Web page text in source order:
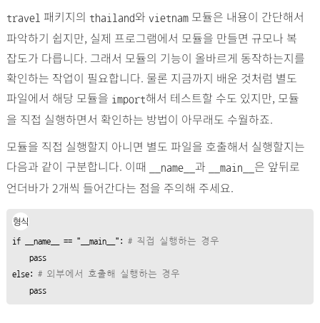
travel 패키지의 thailand와 vietnam모듈은 내용이 간단해서
파악하기 쉽지만, 실제 프로그램에서 모듈을 만들면 규모나 복
잡도가 다릅니다. 그래서 모듈의 기능이 올바르게 동작하는지를
확인하는 작업이 필요합니다. 물론 지금까지 배운 것처럼 별도
파일에서 해당 모듈을 import해서 테스트할 수도 있지만, 모듈
을 직접 실행하면서 확인하는 방법이 아무래도 수월하죠.
모듈을 직접 실행할지 아니면 별도 파일을 호출해서 실행할지는
다음과 같이 구분합니다. 이때
__name__ 과 __main__ 은 앞뒤로
언더바가 2개씩 들어간다는 점을 주의해 주세요.
형식
if __name__ == "__main__" : # 직접 실행하는 경우
pass
else: # 외부에서 호출해 실행하는 경우
pass